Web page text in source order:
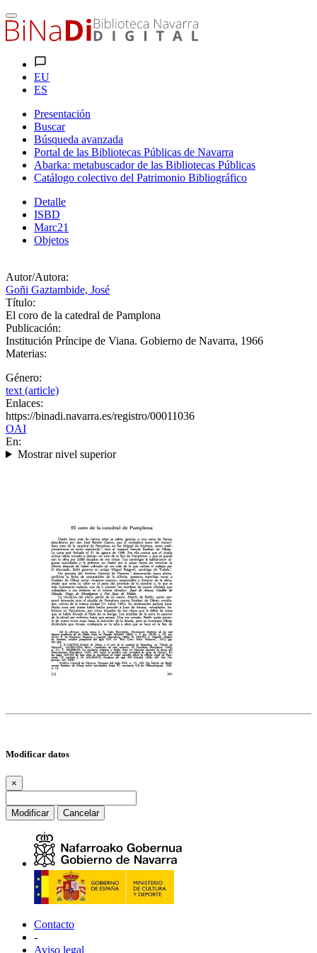
EU
ES
Presentación
Buscar
Búsqueda avanzada
Portal de las Bibliotecas Públicas de Navarra
Abarka: metabuscador de las Bibliotecas Públicas
Catálogo colectivo del Patrimonio Bibliográfico
Detalle
ISBD
Marc21
Objetos
Autor/Autora:
Goñi Gaztambide, José
Título:
El coro de la catedral de Pamplona
Publicación:
Institución Príncipe de Viana. Gobierno de Navarra, 1966
Materias:
Género:
text (article)
Enlaces:
https://binadi.navarra.es/registro/00011036
OAI
En:
Mostrar nivel superior
Modificar datos
×
Modificar Cancelar
Contacto
-
Aviso legal